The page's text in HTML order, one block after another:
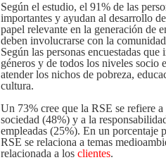
Según el estudio, el 91% de las
importantes y ayudan al desarrollo
papel relevante en la generación de
deben involucrarse con la
Según las personas encuestadas
géneros y de todos los niveles socio
atender los nichos de pobreza,
cultura.
Un 73% cree que la RSE se refiere
sociedad (48%) y a la
empleadas (25%). En un porcentaje
RSE se relaciona a temas
relacionada a los clientes.